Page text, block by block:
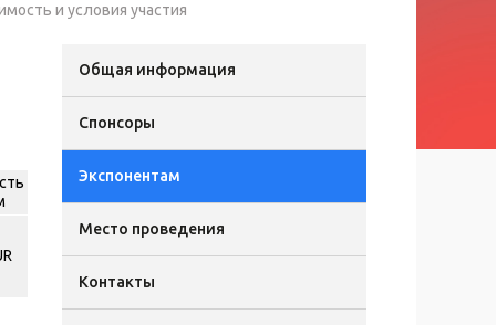
и условия участия
Общая информация
Спонсоры
Экспонентам
Место проведения
Контакты